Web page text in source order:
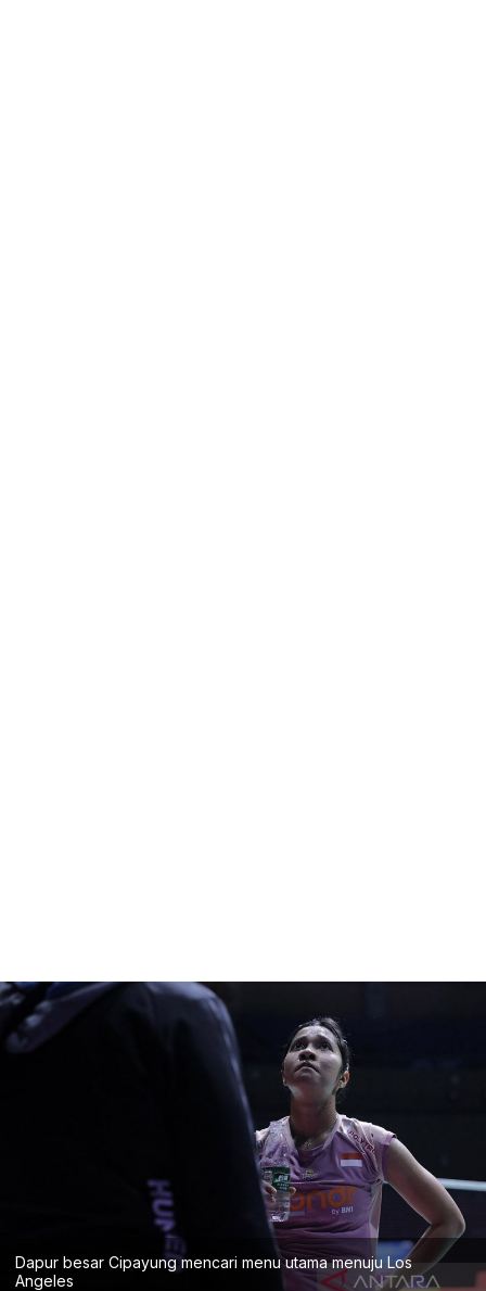
Dapur besar Cipayung mencari menu utama menuju Los
Angeles